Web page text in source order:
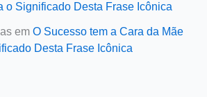
o Significado Desta Frase Icônica
em O Sucesso tem a Cara da Mãe
Desta Frase Icônica